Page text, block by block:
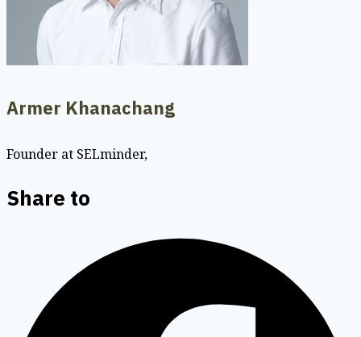
Armer Khanachang
Founder at SELminder,
Share to